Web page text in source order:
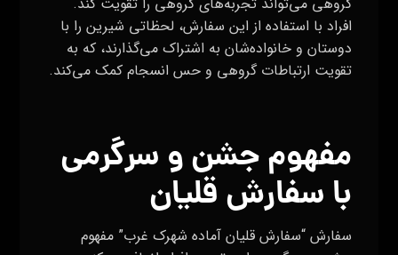
افراد با استفاده از این سفارش، لحظاتی شیرین را با
دوستان و خانواده‌شان به اشتراک می‌گذارند، که به
تقویت ارتباطات گروهی و حس انسجام کمک می‌کند.
مفهوم جشن و سرگرمی
با سفارش قلیان
سفارش “سفارش قلیان آماده شهرک غرب” مفهوم